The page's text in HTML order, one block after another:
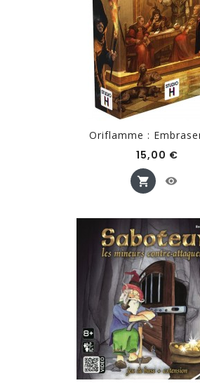
Oriflamme :
15,00 €